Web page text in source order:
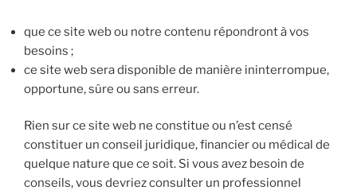
que ce site web ou notre contenu répondront à vos
besoins ;
ce site web sera disponible de manière ininterrompue,
opportune, sûre ou sans erreur.
Rien sur ce site web ne constitue ou n’est censé
constituer un conseil juridique, financier ou médical de
quelque nature que ce soit. Si vous avez besoin de
conseils, vous devriez consulter un professionnel